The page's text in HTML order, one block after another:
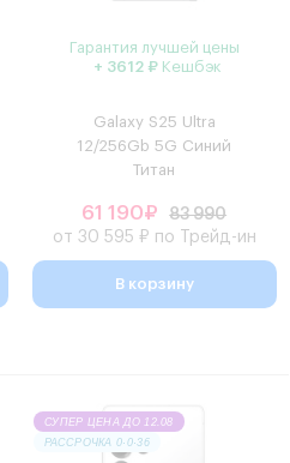
Гарантия лучшей цены
+ 3612 ₽Кешбэк
Galaxy S25 Ultra
12/256Gb 5G Синий
Титан
61 190₽
83 990
от 30 595 ₽ по Трейд-ин
В корзину
СУПЕР ЦЕНА ДО 12.08
РАССРОЧКА 0·0·36